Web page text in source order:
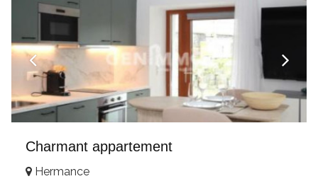
Charmant appartement
Hermance